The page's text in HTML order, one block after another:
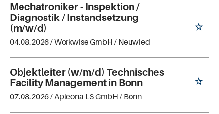
Mechatroniker - Inspektion /
Diagnostik / Instandsetzung
(m/w/d)
04.08.2026 /Workwise GmbH / Neuwied
Objektleiter (w/m/d) Technisches
Facility Management in Bonn
07.08.2026 / Apleona LS GmbH / Bonn